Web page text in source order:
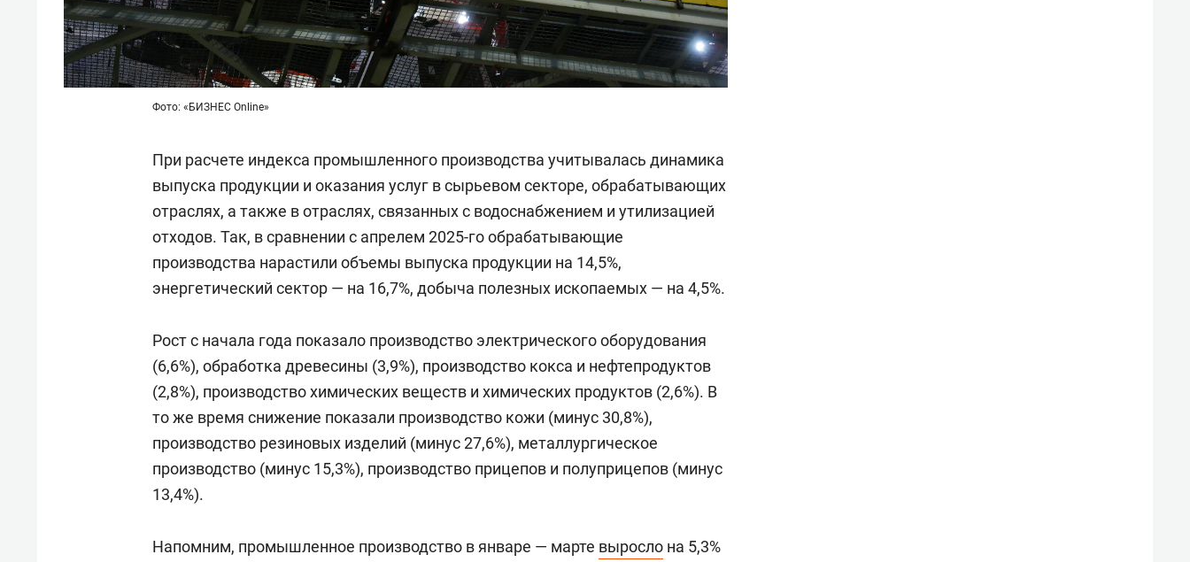
Фото: «БИЗНЕС Online»
При расчете индекса промышленного производства учитывалась динамика
выпуска продукции и оказания услуг в сырьевом секторе, обрабатывающих
отраслях, а также в отраслях, связанных с водоснабжением и утилизацией
отходов. Так, в сравнении с апрелем 2025-го обрабатывающие
производства нарастили объемы выпуска продукции на 14,5%,
энергетический сектор — на 16,7%, добыча полезных ископаемых — на 4,5%.
Рост с начала года показало производство электрического оборудования
(6,6%), обработка древесины (3,9%), производство кокса и нефтепродуктов
(2,8%), производство химических веществ и химических продуктов (2,6%). В
то же время снижение показали производство кожи (минус 30,8%),
производство резиновых изделий (минус 27,6%), металлургическое
производство (минус 15,3%), производство прицепов и полуприцепов (минус
13,4%).
Напомним, промышленное производство в январе — марте выросло на 5,3%